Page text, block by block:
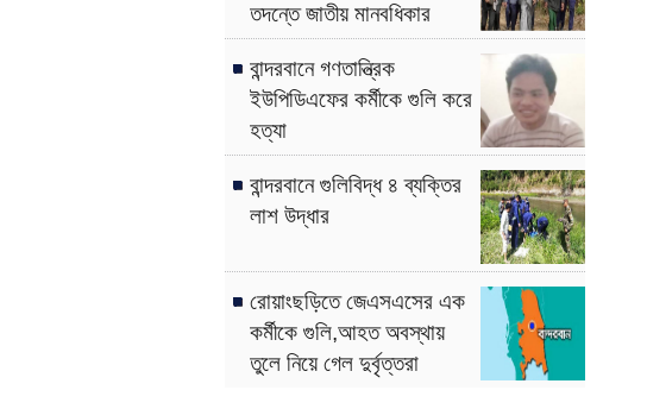
তদন্তে জাতীয় মানবধিকার
কমিশন
বান্দরবানে গণতান্ত্রিক
ইউপিডিএফের কর্মীকে গুলি করে
হত্যা
বান্দরবানে গুলিবিদ্ধ ৪ ব্যক্তির
লাশ উদ্ধার
রোয়াংছড়িতে জেএসএসের এক
কর্মীকে গুলি,আহত অবস্থায়
তুলে নিয়ে গেল দুর্বৃত্তরা